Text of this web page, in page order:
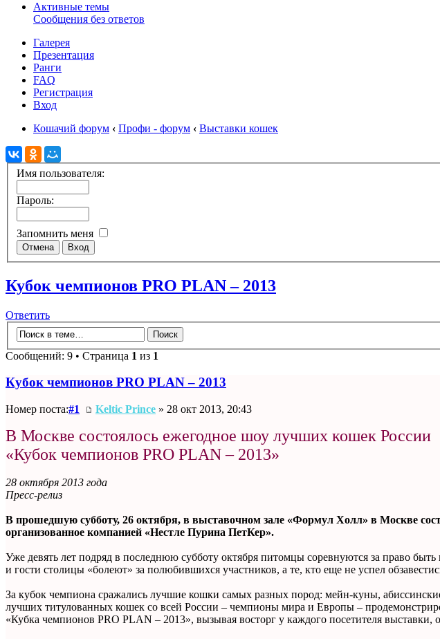
Активные темы
Сообщения без ответов
Галерея
Презентация
Ранги
FAQ
Регистрация
Вход
Кошачий форум ‹ Профи - форум ‹ Выставки кошек
Имя пользователя:
Пароль:
Запомнить меня
Кубок чемпионов PRO PLAN – 2013
Ответить
Сообщений: 9 • Страница 1 из 1
Кубок чемпионов PRO PLAN – 2013
Номер поста:#1 Keltic Prince » 28 окт 2013, 20:43
В Москве состоялось ежегодное шоу лучших кошек России
«Кубок чемпионов PRO PLAN – 2013»
28 октября 2013 года
Пресс-релиз
В прошедшую субботу, 26 октября, в выставочном зале «Формул Холл» в Москве
организованное компанией «Нестле Пурина ПетКер».
Уже девять лет подряд в последнюю субботу октября питомцы соревнуются за право
и гости столицы «болеют» за полюбившихся участников, а те, кто еще не успел
За кубок чемпиона сражались лучшие кошки самых разных пород: мейн-куны,
лучших титулованных кошек со всей России – чемпионы мира и Европы –
«Кубка чемпионов PRO PLAN – 2013», вызывая восторг у каждого посетителя